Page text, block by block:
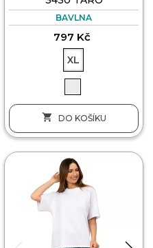
BAVLNA
797 Kč
XL
 DO KOŠÍKU